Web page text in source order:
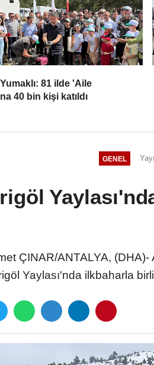
81 ilde 'Aile
40 bin kişi katıldı
GENEL
ÇINAR/ANTALYA, (DHA)-
Yaylası'nda ilkbaharla